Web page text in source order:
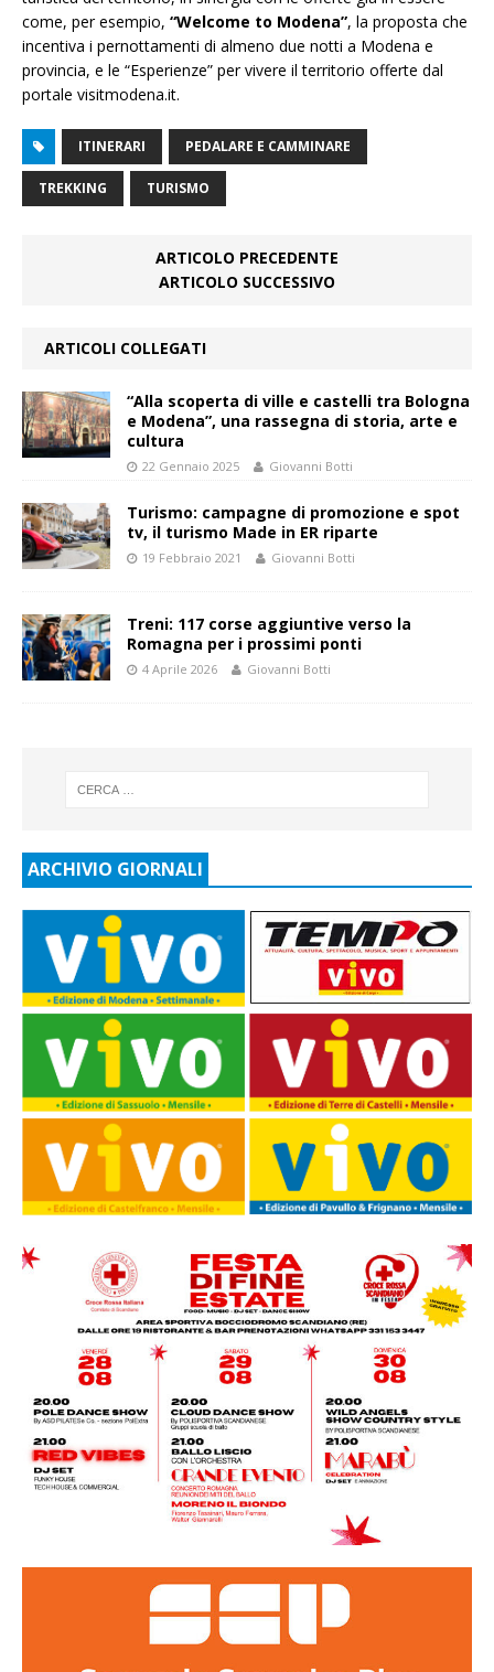
come, per esempio, “Welcome to Modena”, la proposta che
incentiva i pernottamenti di almeno due notti a Modena e
provincia, e le “Esperienze” per vivere il territorio offerte dal
portale visitmodena.it.
ITINERARI PEDALARE E CAMMINARE
TREKKING TURISMO
ARTICOLO PRECEDENTE
ARTICOLO SUCCESSIVO
ARTICOLI COLLEGATI
“Alla scoperta di ville e castelli tra Bologna
e Modena”, una rassegna di storia, arte e
cultura
22 Gennaio 2025 Giovanni Botti
Turismo: campagne di promozione e spot
tv, il turismo Made in ER riparte
19 Febbraio 2021 Giovanni Botti
Treni: 117 corse aggiuntive verso la
Romagna per i prossimi ponti
4 Aprile 2026 Giovanni Botti
ARCHIVIO GIORNALI